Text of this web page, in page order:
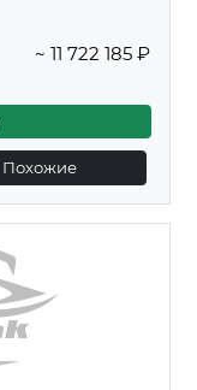
~ 11 722 185 ₽
Похожие